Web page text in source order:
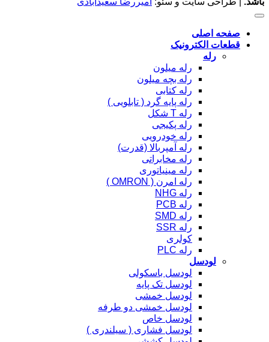
صفحه اصلی
قطعات الکترونیک
رله
رله میلون
رله بچه میلون
رله کتابی
رله پایه گرد ( تابلویی )
رله T شکل
رله پکیجی
رله خودرویی
رله آمپربالا (قدرت)
رله مخابراتی
رله مینیاتوری
رله امرن ( OMRON )
رله NHG
رله PCB
رله SMD
رله SSR
کولری
رله PLC
لودسل
لودسل باسکولی
لودسل تک پایه
لودسل خمشی
لودسل خمشی دو طرفه
لودسل خاص
لودسل فشاری ( سیلندری )